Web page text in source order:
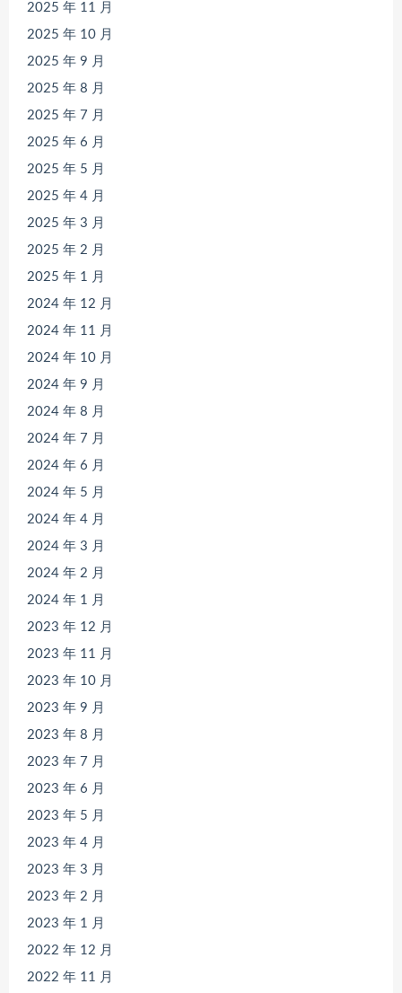
2025 年 11 月
2025 年 10 月
2025 年 9 月
2025 年 8 月
2025 年 7 月
2025 年 6 月
2025 年 5 月
2025 年 4 月
2025 年 3 月
2025 年 2 月
2025 年 1 月
2024 年 12 月
2024 年 11 月
2024 年 10 月
2024 年 9 月
2024 年 8 月
2024 年 7 月
2024 年 6 月
2024 年 5 月
2024 年 4 月
2024 年 3 月
2024 年 2 月
2024 年 1 月
2023 年 12 月
2023 年 11 月
2023 年 10 月
2023 年 9 月
2023 年 8 月
2023 年 7 月
2023 年 6 月
2023 年 5 月
2023 年 4 月
2023 年 3 月
2023 年 2 月
2023 年 1 月
2022 年 12 月
2022 年 11 月